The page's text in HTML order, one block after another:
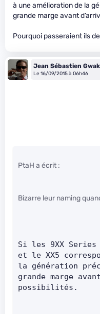
à une amélioration de la
grande marge avant
Pourquoi passeraient ils
Jean Sébastien Gwak
Le 16/09/2015 à 06h46
PtaH a écrit :
Bizarre leur naming
Si les 9XX Series
et le XX5
la génération
grande marge